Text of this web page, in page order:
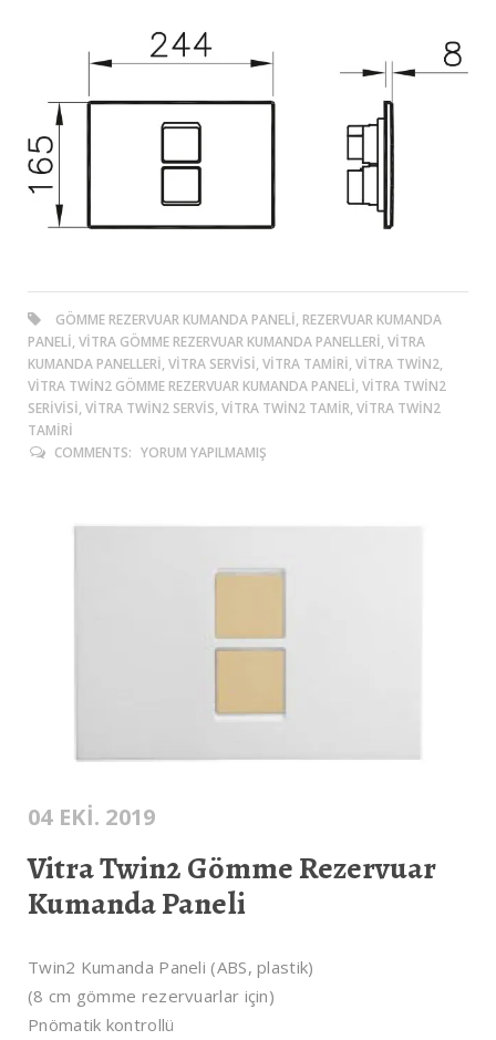
GÖMME REZERVUAR KUMANDA PANELI, REZERVUAR KUMANDA
PANELI, VITRA GÖMME REZERVUAR KUMANDA PANELLERI, VITRA
KUMANDA PANELLERI, VITRA SERVISI, VITRA TAMIRI, VITRA TWIN2,
VITRA TWIN2 GÖMME REZERVUAR KUMANDA PANELI, VITRA TWIN2
SERIVISI, VITRA TWIN2 SERVIS, VITRA TWIN2 TAMIR, VITRA TWIN2
TAMIRI
COMMENTS: YORUM YAPILMAMIŞ
04 EKI. 2019
Vitra Twin2 Gömme Rezervuar
Kumanda Paneli
Twin2 Kumanda Paneli (ABS, plastik)
(8 cm gömme rezervuarlar için)
Pnömatik kontrollü